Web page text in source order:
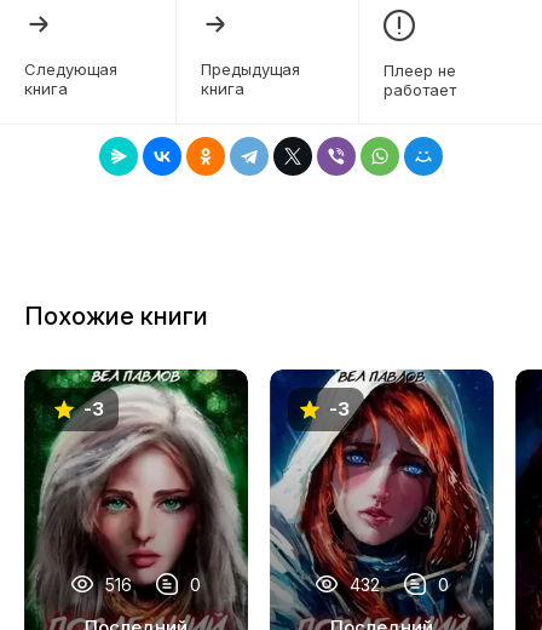
7
12
13
14
15
16
17
18
Следующая
книга
Предыдущая
книга
Плеер не
работает
Похожие книги
-3
516 0
-3
432 0